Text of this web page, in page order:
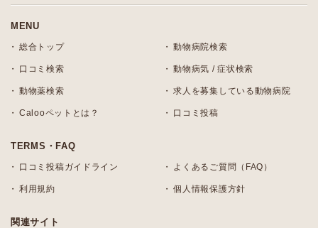
MENU
総合トップ 動物病院検索
口コミ検索 動物病気 / 症状検索
動物薬検索 求人を募集している動物病院
Calooペットとは？ 口コミ投稿
TERMS・FAQ
口コミ投稿ガイドライン よくあるご質問（FAQ）
利用規約 個人情報保護方針
関連サイト